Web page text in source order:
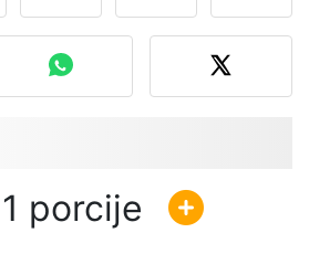
svojo fotografijo